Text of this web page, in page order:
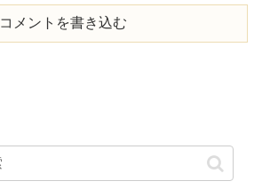
コメントを書き込む